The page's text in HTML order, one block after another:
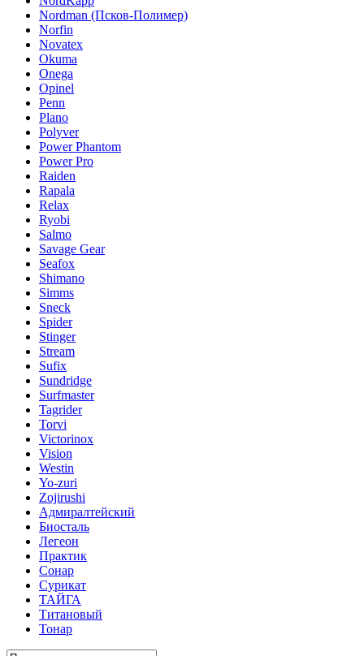
Nordman (Псков-Полимер)
Norfin
Novatex
Okuma
Onega
Opinel
Penn
Plano
Polyver
Power Phantom
Power Pro
Raiden
Rapala
Relax
Ryobi
Salmo
Savage Gear
Seafox
Shimano
Simms
Sneck
Spider
Stinger
Stream
Sufix
Sundridge
Surfmaster
Tagrider
Torvi
Victorinox
Vision
Westin
Yo-zuri
Zojirushi
Адмиралтейский
Биосталь
Легеон
Практик
Сонар
Сурикат
ТАЙГА
Титановый
Тонар